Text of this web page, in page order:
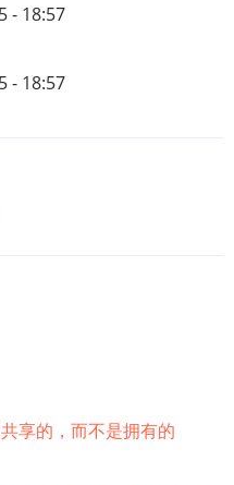
- 18:57
- 18:57
享的，而不是拥有的